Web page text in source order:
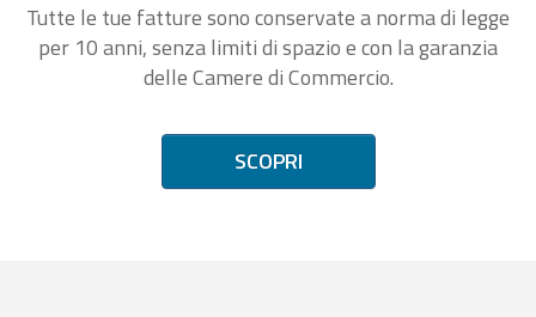
Tutte le tue fatture sono conservate a norma di legge
per 10 anni, senza limiti di spazio e con la garanzia
delle Camere di Commercio.
SCOPRI